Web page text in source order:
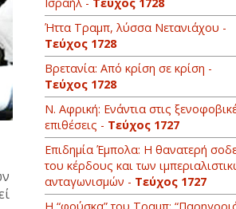
Ήττα Τραμπ, λύσσα Νετανιάχου -
Τεύχος 1728
Βρετανία: Από κρίση σε κρίση -
Τεύχος 1728
Ν. Αφρική: Ενάντια στις
επιθέσεις - Τεύχος 1727
Επιδημία Έμπολα: Η θανατερή
του κέρδους και των
ανταγωνισμών - Τεύχος 1727